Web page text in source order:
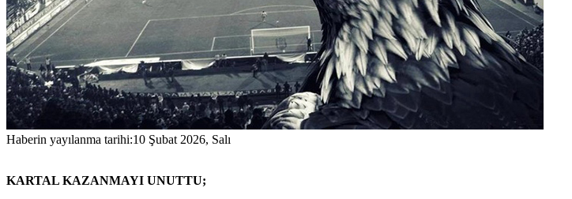
Haberin yayılanma tarihi:10 Şubat 2026, Salı
KARTAL KAZANMAYI UNUTTU;